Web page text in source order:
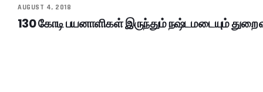
AUGUST 4, 2018
130 கோடி பயனாளிகள் இருந்தும் நஷ்டமடையும்